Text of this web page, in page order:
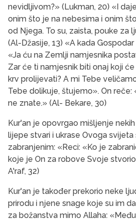
nevidljivom?» (Lukman, 20) «I
onim što je na nebesima i onim
od Njega. To su, zaista, pouke za
(Al-Džasije, 13) «A kada
«Ja ću na Zemlji namjesnika
Zar će ti namjesnik biti onaj koji
krv prolijevati? A mi Tebe
Tebe dolikuje, štujemo». On reče:
ne znate.» (Al- Bekare, 30)
Kur'an je opovrgao mišljenje
lijepe stvari i ukrase Ovoga svijeta
zabranjenim: «Reci: «Ko je
koje je On za robove Svoje
A'raf, 32)
Kur'an je također prekorio neke
prirodu i njene snage koje su im
za božanstva mimo Allaha: